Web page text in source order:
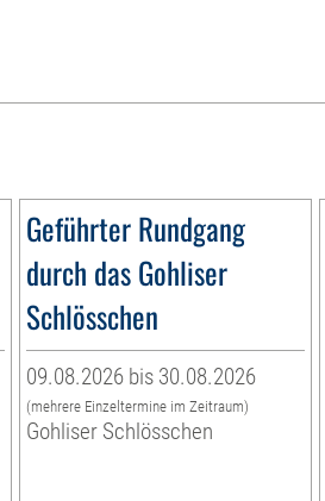
Geführter Rundgang
durch das Gohliser
Schlösschen
09.08.2026 bis 30.08.2026
(mehrere Einzeltermine im Zeitraum)
Gohliser Schlösschen